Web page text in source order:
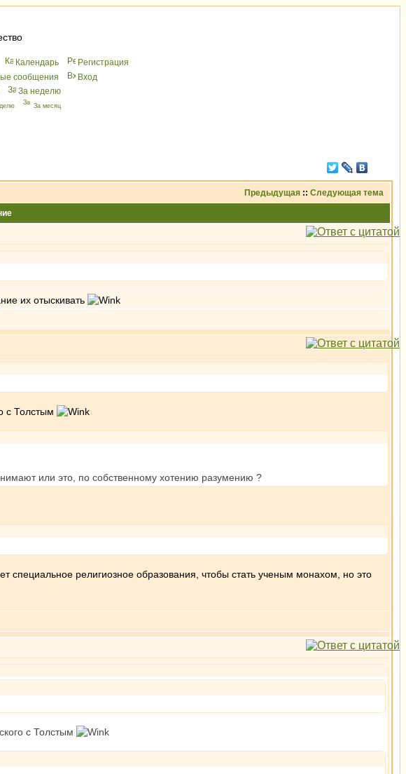
Календарь
Peгиcтрaция
сообщения
Вхoд
За неделю
За месяц
Предыдущая :: Следующая тема
их отыскивать
с Толстым
или это, по собственному хотению разумению ?
специальное религиозное образования, чтобы стать ученым монахом, но это
с Толстым